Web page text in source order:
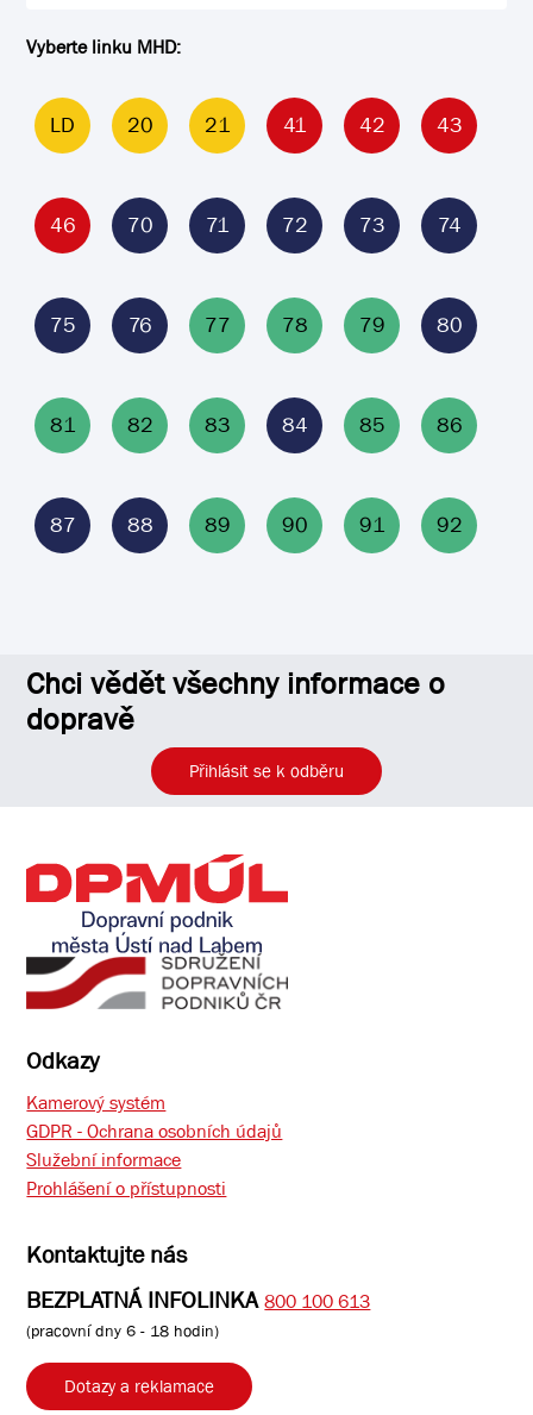
Vyberte linku MHD:
LD 20 21 41 42 43
46 70 71 72 73 74
75 76 77 78 79 80
81 82 83 84 85 86
87 88 89 90 91 92
Chci vědět všechny informace o
dopravě
Přihlásit se k odběru
Odkazy
Kamerový systém
GDPR - Ochrana osobních údajů
Služební informace
Prohlášení o přístupnosti
Kontaktujte nás
BEZPLATNÁ INFOLINKA 800 100 613
(pracovní dny 6 - 18 hodin)
Dotazy a reklamace